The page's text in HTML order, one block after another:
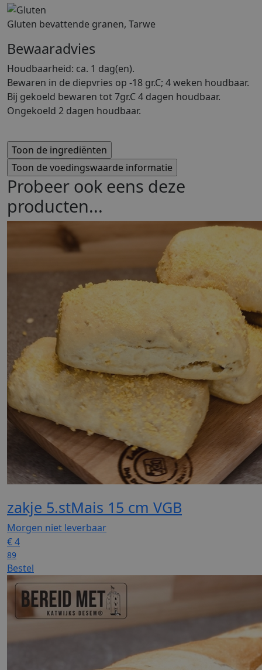
Gluten bevattende granen, Tarwe
Bewaaradvies
Houdbaarheid: ca. 1 dag(en).
Bewaren in de diepvries op -18 gr.C; 4 weken houdbaar.
Bij gekoeld bewaren tot 7gr.C 4 dagen houdbaar.
Ongekoeld 2 dagen houdbaar.
Probeer ook eens deze
producten...
zakje 5.stMais 15 cm VGB
Morgen niet leverbaar
€4
89
Bestel